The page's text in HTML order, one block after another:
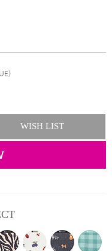
WISH LIST